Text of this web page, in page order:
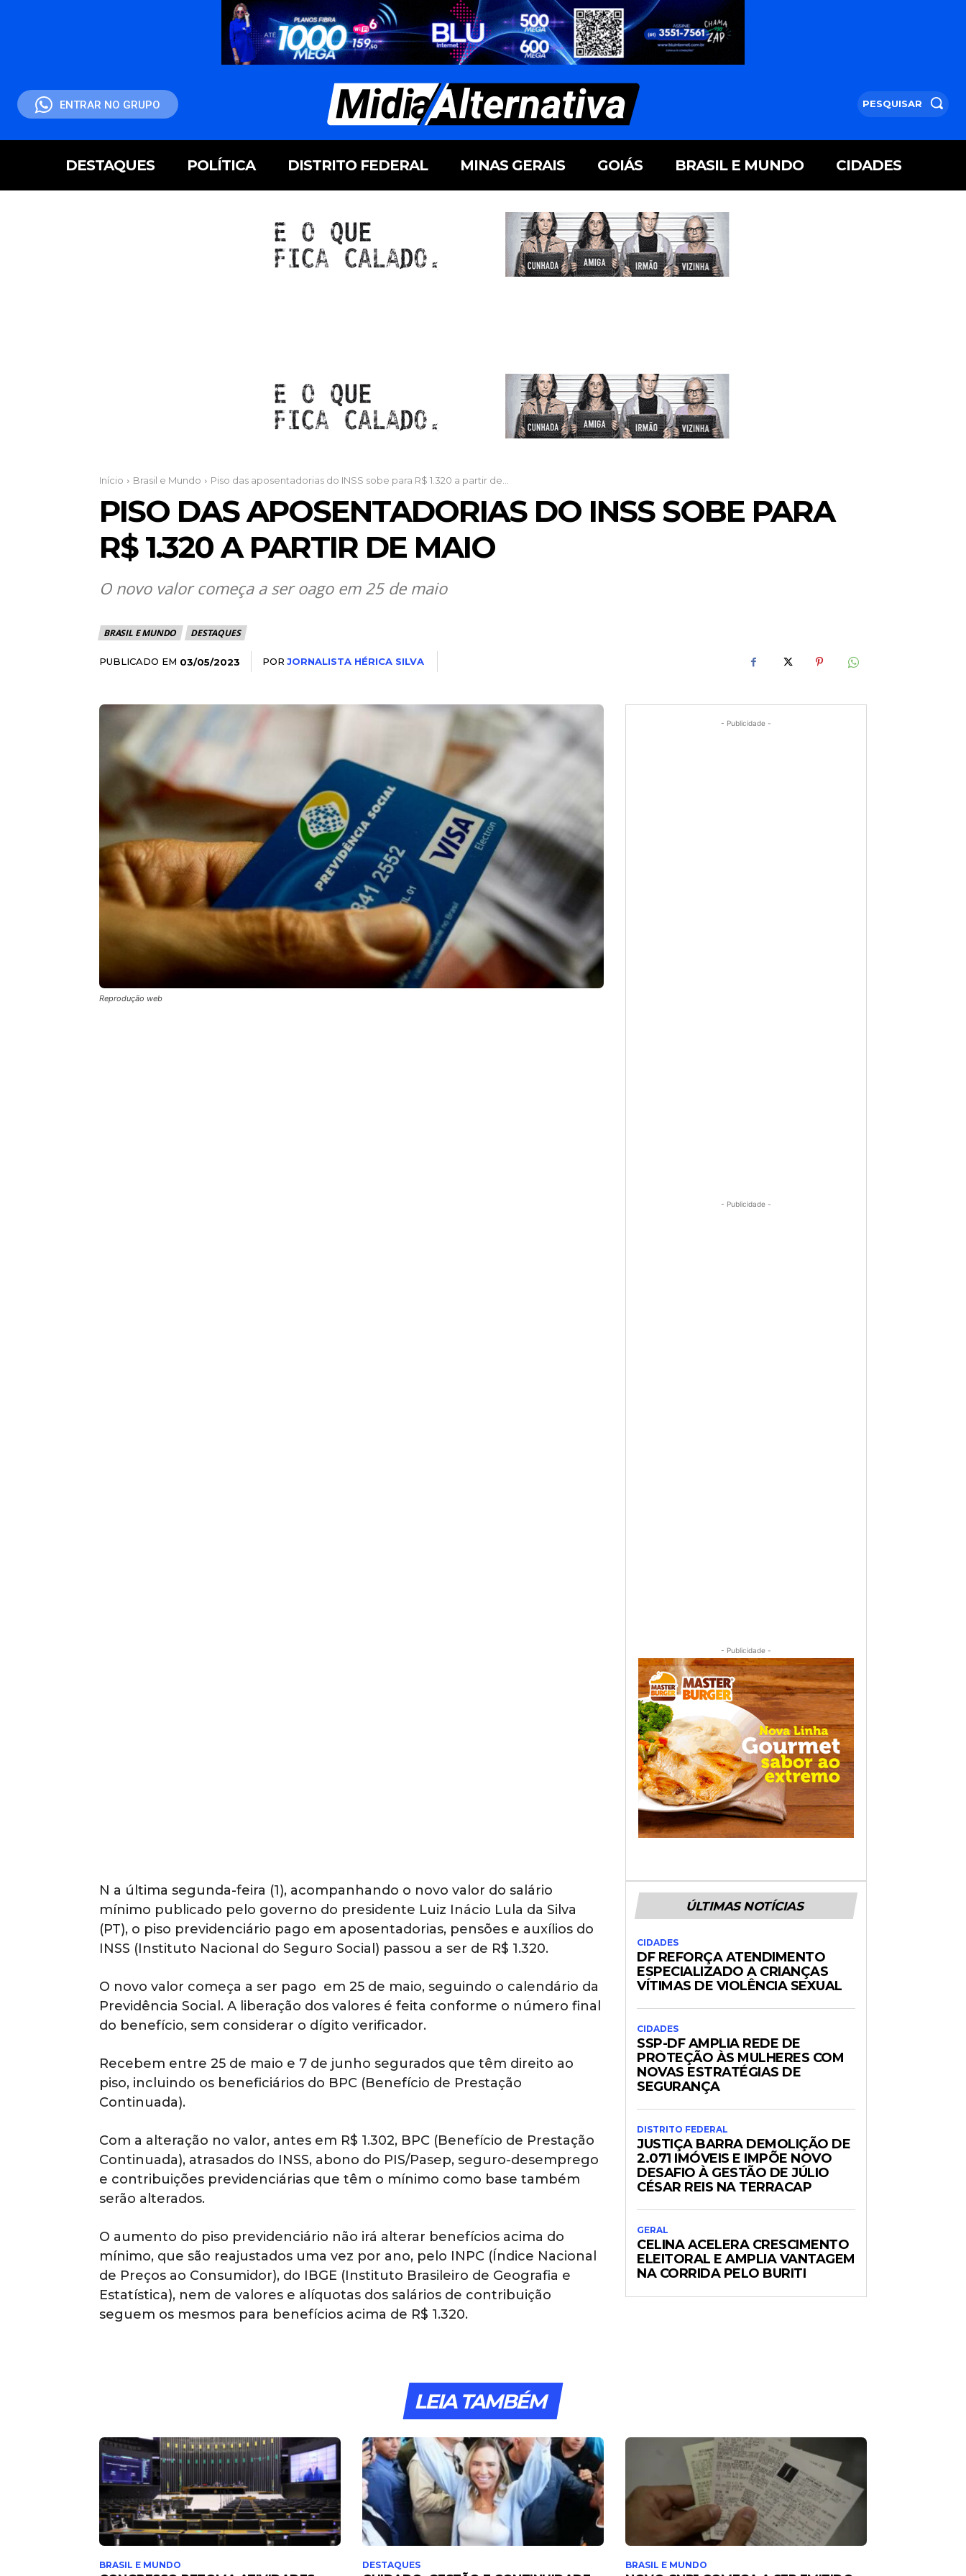
ENTRAR NO GRUPO PESQUISAR
DESTAQUES POLÍTICA DISTRITO FEDERAL MINAS GERAIS GOIÁS BRASIL E MUNDO CIDADES
Início Brasil e Mundo Piso das aposentadorias do INSS sobe para R$ 1.320 a partir de...
PISO DAS APOSENTADORIAS DO INSS SOBE PARA
R$ 1.320 A PARTIR DE MAIO
O novo valor começa a ser oago em 25 de maio
BRASIL E MUNDO DESTAQUES
PUBLICADO EM 03/05/2023 POR JORNALISTA HÉRICA SILVA
Reprodução web
- Publicidade -
- Publicidade -
- Publicidade -
N a última segunda-feira (1), acompanhando o novo valor do salário
mínimo publicado pelo governo do presidente Luiz Inácio Lula da Silva
(PT), o piso previdenciário pago em aposentadorias, pensões e auxílios do
INSS (Instituto Nacional do Seguro Social) passou a ser de R$ 1.320.
O novo valor começa a ser pago em 25 de maio, seguindo o calendário da
Previdência Social. A liberação dos valores é feita conforme o número final
do benefício, sem considerar o dígito verificador.
Recebem entre 25 de maio e 7 de junho segurados que têm direito ao
piso, incluindo os beneficiários do BPC (Benefício de Prestação
Continuada).
Com a alteração no valor, antes em R$ 1.302, BPC (Benefício de Prestação
Continuada), atrasados do INSS, abono do PIS/Pasep, seguro-desemprego
e contribuições previdenciárias que têm o mínimo como base também
serão alterados.
O aumento do piso previdenciário não irá alterar benefícios acima do
mínimo, que são reajustados uma vez por ano, pelo INPC (Índice Nacional
de Preços ao Consumidor), do IBGE (Instituto Brasileiro de Geografia e
Estatística), nem de valores e alíquotas dos salários de contribuição
seguem os mesmos para benefícios acima de R$ 1.320.
ÚLTIMAS NOTÍCIAS
CIDADES
DF REFORÇA ATENDIMENTO
ESPECIALIZADO A CRIANÇAS
VÍTIMAS DE VIOLÊNCIA SEXUAL
CIDADES
SSP-DF AMPLIA REDE DE
PROTEÇÃO ÀS MULHERES COM
NOVAS ESTRATÉGIAS DE
SEGURANÇA
DISTRITO FEDERAL
JUSTIÇA BARRA DEMOLIÇÃO DE
2.071 IMÓVEIS E IMPÕE NOVO
DESAFIO À GESTÃO DE JÚLIO
CÉSAR REIS NA TERRACAP
GERAL
CELINA ACELERA CRESCIMENTO
ELEITORAL E AMPLIA VANTAGEM
NA CORRIDA PELO BURITI
LEIA TAMBÉM
BRASIL E MUNDO DESTAQUES BRASIL E MUNDO